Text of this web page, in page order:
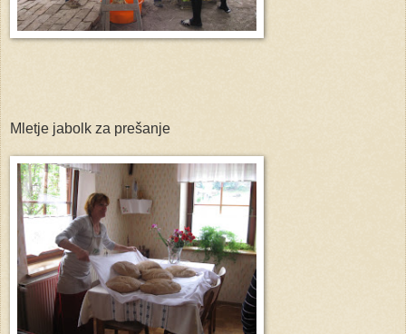
Mletje jabolk za prešanje